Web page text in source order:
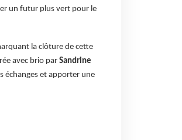
un futur plus vert pour le
la clôture de cette
avec brio par Sandrine
échanges et apporter une